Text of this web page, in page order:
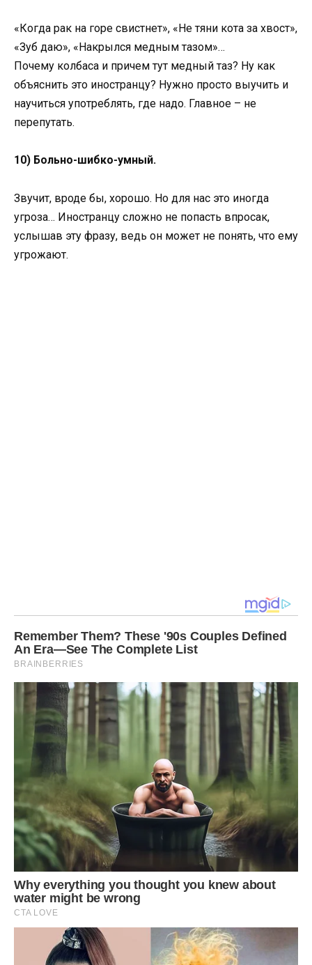
«Когда рак на горе свистнет», «Не тяни кота за хвост»,
«Зуб даю», «Накрылся медным тазом»…
Почему колбаса и причем тут медный таз? Ну как
объяснить это иностранцу? Нужно просто выучить и
научиться употреблять, где надо. Главное – не
перепутать.
10) Больно-шибко-умный.
Звучит, вроде бы, хорошо. Но для нас это иногда
угроза… Иностранцу сложно не попасть впросак,
услышав эту фразу, ведь он может не понять, что ему
угрожают.